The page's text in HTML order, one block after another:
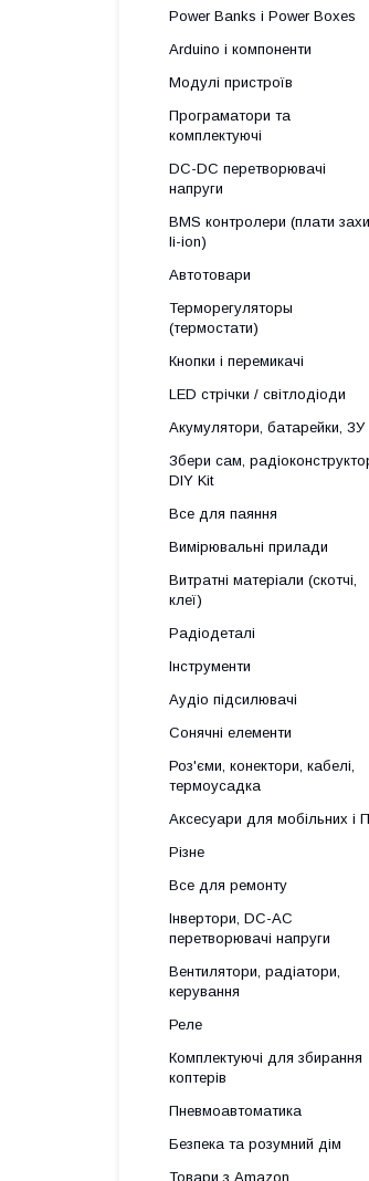
Power Banks і Power Boxes
Arduino і компоненти
Модулі пристроїв
Програматори та
комплектуючі
DC-DC перетворювачі
напруги
BMS контролери (плати
li-ion)
Автотовари
Терморегуляторы
(термостати)
Кнопки і перемикачі
LED стрічки / світлодіоди
Акумулятори, батарейки, ЗУ
Збери сам,
DIY Kit
Все для паяння
Вимірювальні прилади
Витратні матеріали (скотчі,
клеї)
Радіодеталі
Інструменти
Аудіо підсилювачі
Сонячні елементи
Роз'єми, конектори, кабелі,
термоусадка
Аксесуари для мобільних і
Різне
Все для ремонту
Інвертори, DC-AC
перетворювачі напруги
Вентилятори, радіатори,
керування
Реле
Комплектуючі для збирання
коптерів
Пневмоавтоматика
Безпека та розумний дім
Товари з Amazon